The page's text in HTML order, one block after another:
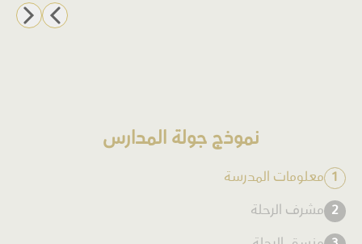
نموذج جولة المدارس
1 معلومات المدرسة
2 مشرف الرحلة